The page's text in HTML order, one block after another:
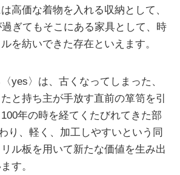
高価な着物を入れる収納として、
ぎてもそこにある家具として、時
を紡いできた存在といえます。
yes〉は、古くなってしまった、
と持ち主が手放す直前の箪笥を引
年の時を経てくたびれてきた部
り、軽く、加工しやすいという同
ル板を用いて新たな価値を生み出
す。